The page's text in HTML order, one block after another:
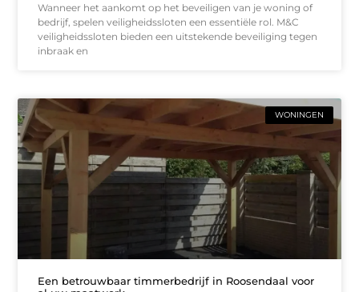
Wanneer het aankomt op het beveiligen van je woning of
bedrijf, spelen veiligheidssloten een essentiële rol. M&C
veiligheidssloten bieden een uitstekende beveiliging tegen
inbraak en
WONINGEN
Een betrouwbaar timmerbedrijf in Roosendaal voor